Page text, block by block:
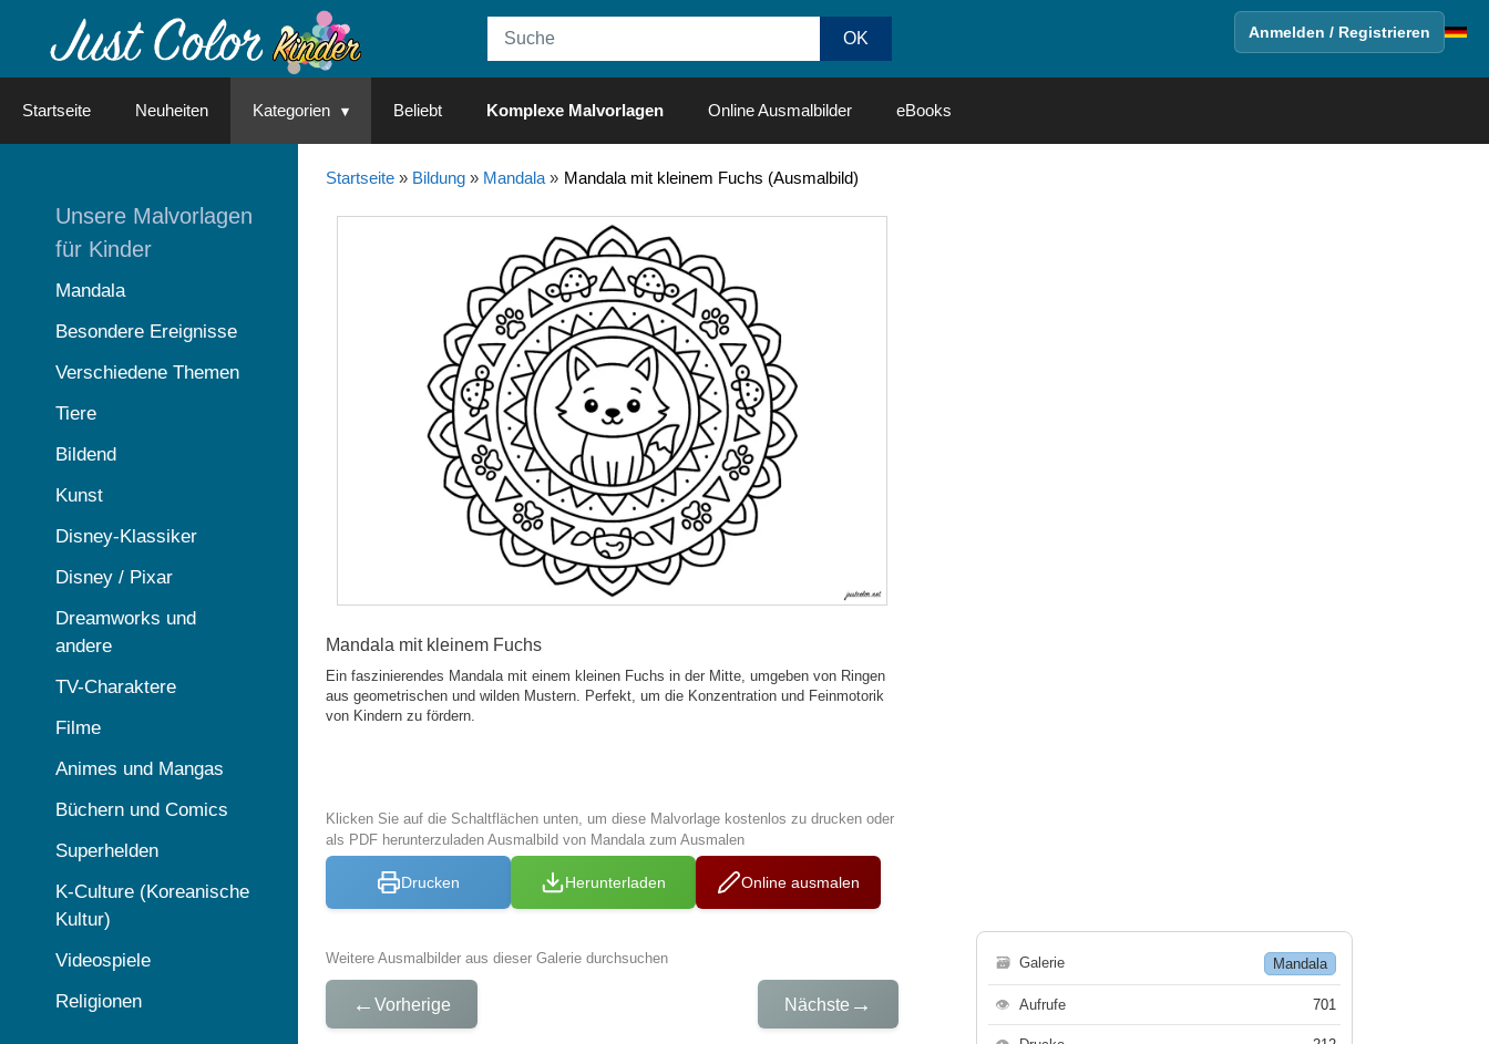
Anmelden / Registrieren
Startseite Neuheiten Kategorien Beliebt Komplexe Malvorlagen Online Ausmalbilder eBooks
Startseite» Bildung» Mandala» Mandala mit kleinem Fuchs (Ausmalbild)
Mandala mit kleinem Fuchs
Ein faszinierendes Mandala mit einem kleinen Fuchs in der Mitte, umgeben von Ringen
aus geometrischen und wilden Mustern. Perfekt, um die Konzentration und Feinmotorik
von Kindern zu fördern.
Klicken Sie auf die Schaltflächen unten, um diese Malvorlage kostenlos zu drucken oder
als PDF herunterzuladen Ausmalbild von Mandala zum Ausmalen
Drucken Herunterladen Online ausmalen
Weitere Ausmalbilder aus dieser Galerie durchsuchen
← Vorherige Nächste →
🗃 Galerie Mandala
👁 Aufrufe 701
Unsere Malvorlagen
für Kinder
Mandala
Besondere Ereignisse
Verschiedene Themen
Tiere
Bildend
Kunst
Disney-Klassiker
Disney / Pixar
Dreamworks und
andere
TV-Charaktere
Filme
Animes und Mangas
Büchern und Comics
Superhelden
K-Culture (Koreanische
Kultur)
Videospiele
Religionen